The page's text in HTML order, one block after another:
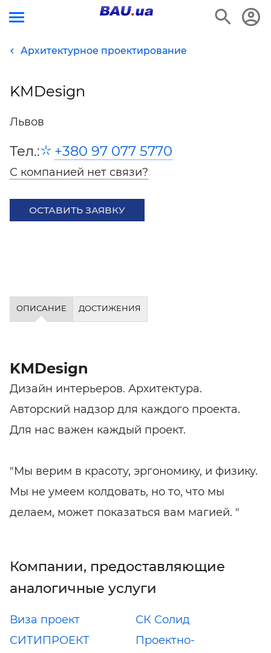
Архитектурное проектирование
KMDesign
Львов
Тел.: +380 97 077 5770
С компанией нет связи?
ОСТАВИТЬ ЗАЯВКУ
ОПИСАНИЕ ДОСТИЖЕНИЯ
KMDesign
Дизайн интерьеров. Архитектура.
Авторский надзор для каждого проекта.
Для нас важен каждый проект.
"Мы верим в красоту, эргономику, и физику.
Мы не умеем колдовать, но то, что мы
делаем, может показаться вам магией. "
Компании, предоставляющие
аналогичные услуги
Виза проект
СК Солид
СИТИПРОЕКТ
Проектно-